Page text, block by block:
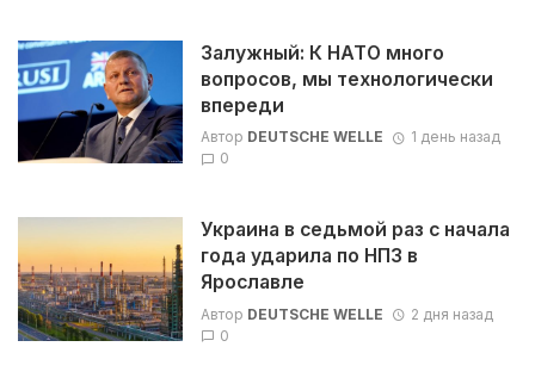
Залужный: К НАТО много
вопросов, мы технологически
впереди
Автор DEUTSCHE WELLE
1 день назад
0
Украина в седьмой раз с начала
года ударила по НПЗ в
Ярославле
Автор DEUTSCHE WELLE
2 дня назад
0